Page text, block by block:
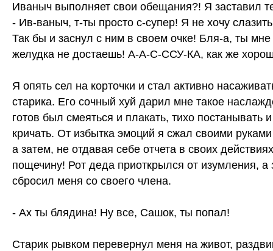
Иваныч выполняет свои обещания?! Я заставил
- Ив-ваныч, т-ты просто с-супер! Я не хочу слазить
Так бы и заснул с ним в своем очке! Бля-а, ты мне
желудка не достаешь! А-А-С-ССУ-КА, как же
Я опять сел на корточки и стал активно
старика. Его сочный хуй дарил мне такое
готов был смеяться и плакать, тихо постанывать
кричать. От избытка эмоций я сжал своими руками
а затем, не отдавая себе отчета в своих
пощечину! Рот деда приоткрылся от изумления, а
сбросил меня со своего члена.
- Ах ты блядина! Ну все, Сашок, ты попал!
Старик рывком перевернул меня на живот,